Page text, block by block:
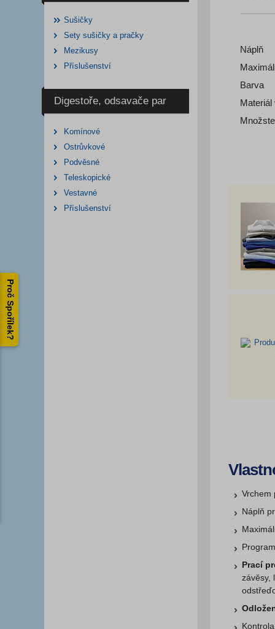
Proč Spořílek?
Náplň
Barva
Materiál
Vrchem
Náplň
Prací
závěsy,
Sušičky
Sety sušičky a pračky
Mezikusy
Příslušenství
Digestoře, odsavače par
Komínové
Ostrůvkové
Podvěsné
Teleskopické
Vestavné
Příslušenství